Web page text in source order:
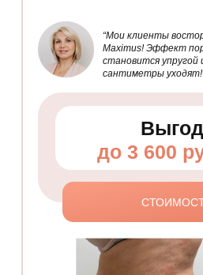
“Мои клиенты
Maximus! Эффект
становится упругой
сантиметры
до 3 600